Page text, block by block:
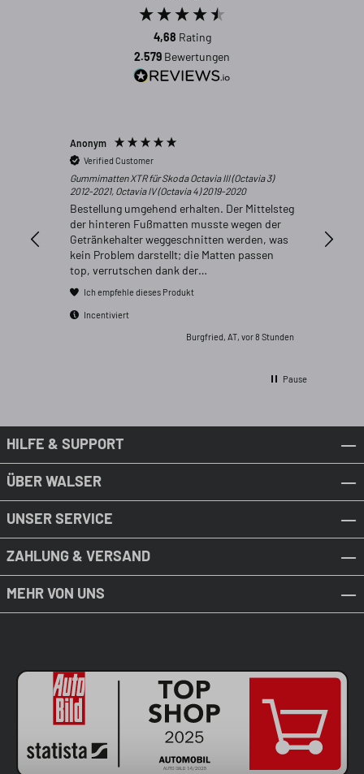
4,68 Rating
2.579 Bewertungen
Anonym
Verified Customer
Gummimatten XTR für Skoda Octavia III (Octavia 3)
2012-2021, Octavia IV (Octavia 4) 2019-2020
Bestellung umgehend erhalten. Der Mittelsteg
der hinteren Fußmatten musste wegen der
Getränkehalter weggeschnitten werden, was
kein Problem darstellt; die Matten passen
top, verrutschen dank der
Befestigungslöcher, welche exakt passen,
nicht. Kein unangenehmer Geruch. Bin sehr
zufrieden und würde sie wieder kaufen.
Ich empfehle dieses Produkt
Incentiviert
Burgfried, AT, vor 8 Stunden
Pause
HILFE & SUPPORT
ÜBER WALSER
UNSER SERVICE
ZAHLUNG & VERSAND
MEHR VON UNS